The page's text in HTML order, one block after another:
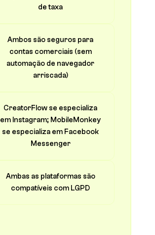
de taxa
Ambos são seguros para
contas comerciais (sem
automação de navegador
arriscada)
CreatorFlow se especializa
em Instagram; MobileMonkey
se especializa em Facebook
Messenger
Ambas as plataformas são
compatíveis com LGPD